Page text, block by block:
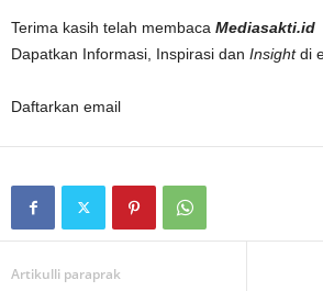
Terima kasih telah membaca Mediasakti.id
Dapatkan Informasi, Inspirasi dan Insightdi
Daftarkan email
Artikulli paraprak